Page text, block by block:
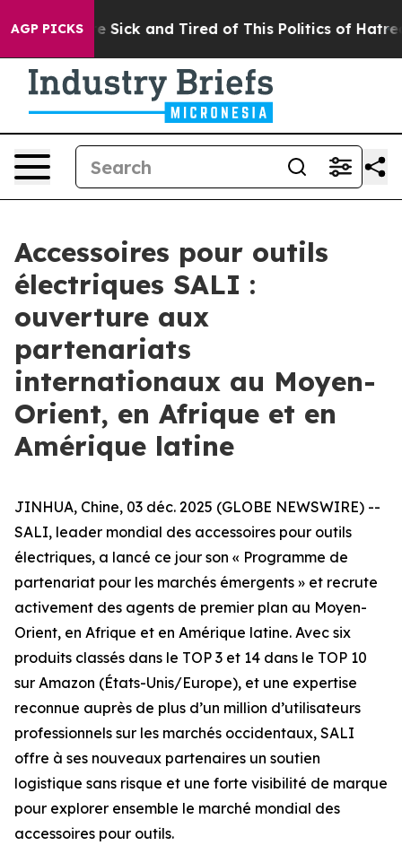
AGP PICKS
Are Sick and Tired of This Politics of Hatred” The
Accessoires pour outils
électriques SALI :
ouverture aux
partenariats
internationaux au Moyen-
Orient, en Afrique et en
Amérique latine
JINHUA, Chine, 03 déc. 2025 (GLOBE NEWSWIRE) --
SALI, leader mondial des accessoires pour outils
électriques, a lancé ce jour son « Programme de
partenariat pour les marchés émergents » et recrute
activement des agents de premier plan au Moyen-
Orient, en Afrique et en Amérique latine. Avec six
produits classés dans le TOP 3 et 14 dans le TOP 10
sur Amazon (États-Unis/Europe), et une expertise
reconnue auprès de plus d’un million d’utilisateurs
professionnels sur les marchés occidentaux, SALI
offre à ses nouveaux partenaires un soutien
logistique sans risque et une forte visibilité de marque
pour explorer ensemble le marché mondial des
accessoires pour outils.